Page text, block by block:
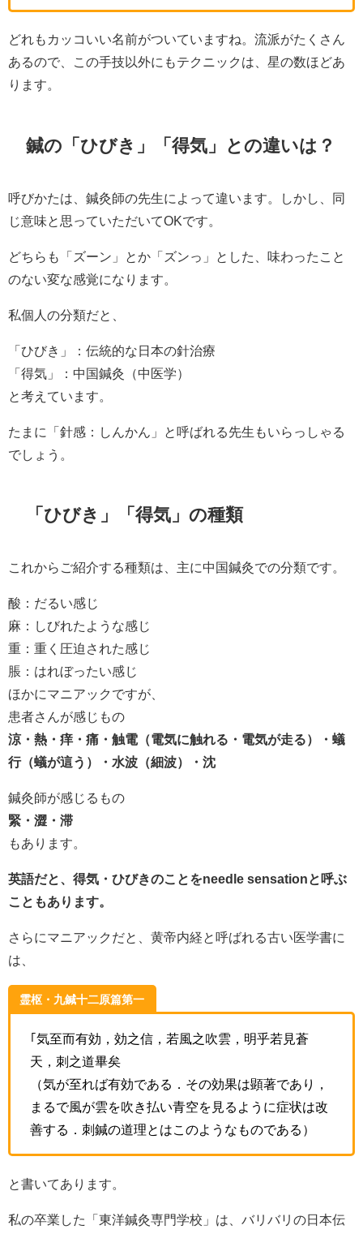
どれもカッコいい名前がついていますね。流派がたくさん
あるので、この手技以外にもテクニックは、星の数ほどあ
ります。
鍼の「ひびき」「得気」との違いは？
呼びかたは、鍼灸師の先生によって違います。しかし、同
じ意味と思っていただいてOKです。
どちらも「ズーン」とか「ズンっ」とした、味わったこと
のない変な感覚になります。
私個人の分類だと、
「ひびき」：伝統的な日本の針治療
「得気」：中国鍼灸（中医学）
と考えています。
たまに「針感：しんかん」と呼ばれる先生もいらっしゃる
でしょう。
「ひびき」「得気」の種類
これからご紹介する種類は、主に中国鍼灸での分類です。
酸：だるい感じ
麻：しびれたような感じ
重：重く圧迫された感じ
脹：はれぼったい感じ
ほかにマニアックですが、
患者さんが感じもの
涼・熱・痒・痛・触電（電気に触れる・電気が走る）・蟻
行（蟻が這う）・水波（細波）・ 沈
鍼灸師が感じるもの
緊・澀・滞
もあります。
英語だと、得気・ひびきのことをneedle sensationと呼ぶ
こともあります。
さらにマニアックだと、黄帝内経と呼ばれる古い医学書に
は、
霊枢・九鍼十二原篇第一
｢気至而有効，効之信，若風之吹雲，明乎若見蒼
天，刺之道畢矣
（気が至れば有効である．その効果は顕著であり，
まるで風が雲を吹き払い青空を見るように症状は改
善する．刺鍼の道理とはこのようなものである）
と書いてあります。
私の卒業した「東洋鍼灸専門学校」は、バリバリの日本伝